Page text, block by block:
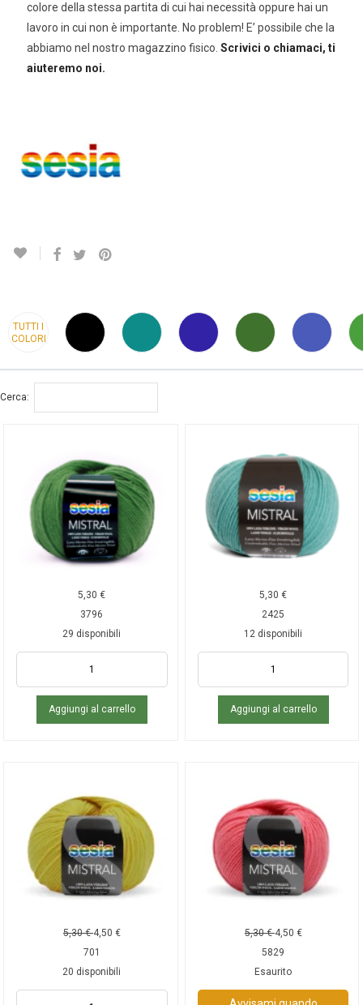
colore della stessa partita di cui hai necessità oppure hai un
lavoro in cui non è importante. No problem! E’ possibile che la
abbiamo nel nostro magazzino fisico. Scrivici o chiamaci, ti
aiuteremo noi.
TUTTI I
COLORI
Cerca:
5,30€
3796
29 disponibili
Aggiungi al carrello
5,30€
2425
12 disponibili
Aggiungi al carrello
5,30€ 4,50 €
701
20 disponibili
5,30€ 4,50 €
5829
Esaurito